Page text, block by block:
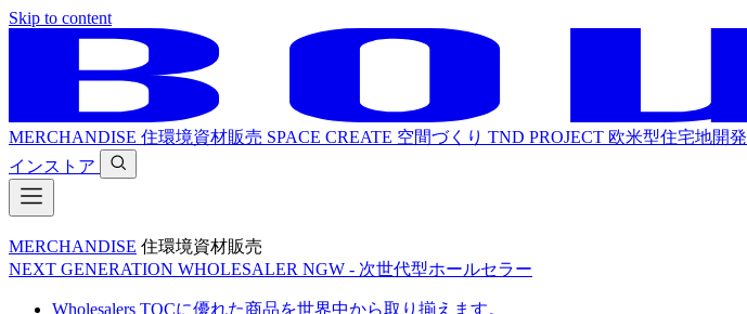
Skip to content
MERCHANDISE 住環境資材販売 SPACE CREATE 空間づくり TND PROJECT 欧米型住宅地開発
インストア
MERCHANDISE 住環境資材販売
NEXT GENERATION WHOLESALER NGW - 次世代型ホールセラー
Wholesalers TQCに優れた商品を世界中から取り揃えます。